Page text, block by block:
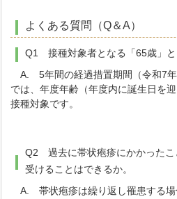
よくある質問（Q＆A）
Q1 接種対象者となる「65歳」と
A. 5年間の経過措置期間（令和7年
では、年度年齢（年度内に誕生日を
接種対象です。
Q2 過去に帯状疱疹にかかったこ
受けることはできるか。
A. 帯状疱疹は繰り返し罹患する場